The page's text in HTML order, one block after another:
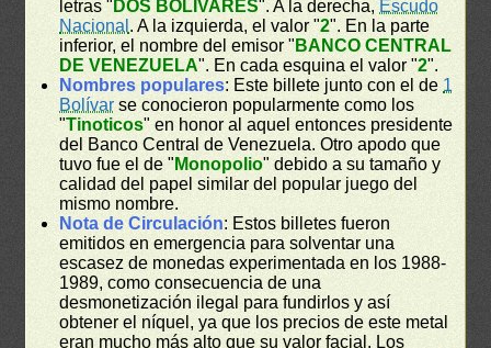
letras " DOS BOLÍVARES". A la derecha, Escudo
Nacional . A la izquierda, el valor "2". En la parte
inferior, el nombre del emisor " BANCO CENTRAL
DE VENEZUELA". En cada esquina el valor "2".
Nombres populares: Este billete junto con el de 1
Bolívar se conocieron popularmente como los
"Tinoticos" en honor al aquel entonces presidente
del Banco Central de Venezuela. Otro apodo que
tuvo fue el de " Monopolio" debido a su tamaño y
calidad del papel similar del popular juego del
mismo nombre.
Nota de Circulación: Estos billetes fueron
emitidos en emergencia para solventar una
escasez de monedas experimentada en los 1988-
1989, como consecuencia de una
desmonetización ilegal para fundirlos y así
obtener el níquel, ya que los precios de este metal
eran mucho más alto que su valor facial. Los